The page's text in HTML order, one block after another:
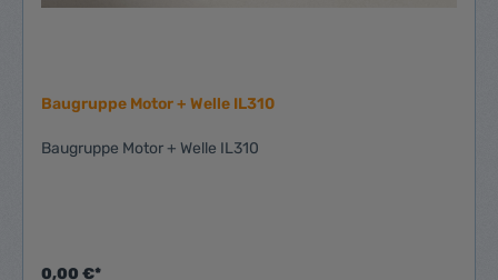
Baugruppe Motor + Welle IL310
Baugruppe Motor + Welle IL310
0,00 €*